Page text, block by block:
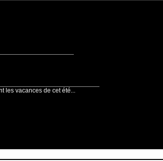
les vacances de cet été...